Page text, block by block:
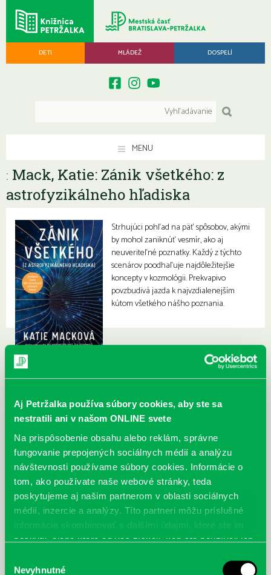
Aj Petržalka používa súbory cookies, aby ste sa
nestratili ani v našom ONLINE svete
Na prispôsobenie obsahu alebo reklám, správne
fungovanie prepojených sociálnych médií a analýzu
návštevnosti používame súbory cookies. Informácie o
tom, ako používate naše webové stránky, teda
poskytujeme aj našim partnerom v oblasti sociálnych
médií, inzercie a analýzy. Títo partneri môžu príslušné
informácie skombinovať s ďalšími údajmi, ktoré ste im
poskytli, alebo ktoré od vás získali, keď ste používali ich
súhlasu
Nevyhnutné
DETI MLÁDEŽ DOSPELÍ
MENU
: Mack, Katie: Zánik všetkého: z
astrofyzikálneho hľadiska
Strhujúci pohľad na päť spôsobov, akými
by mohol zaniknúť vesmír, ako aj
neuveriteľné poznatky. Každý z týchto
scenárov poodhaľuje najdôležitejšie
koncepty v kozmológii. Prekvapivo
povzbudivá jazda k najvzdialenejším
kútom všetkého nášho poznania.